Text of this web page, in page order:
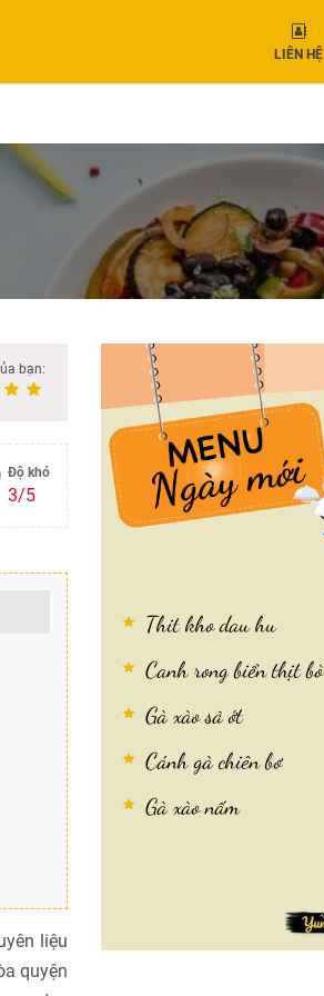
LIÊN HỆ
bạn:
Độ khó
3/5
liệu
quyện
Thit kho dau hu
Canh rong biển thịt bò
Gà xào sả ớt
Cánh gà chiên bơ
Gà xào nấm